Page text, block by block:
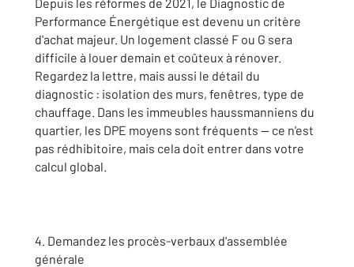
Performance Énergétique est devenu un critère
d'achat majeur. Un logement classé F ou G sera
difficile à louer demain et coûteux à rénover.
Regardez la lettre, mais aussi le détail du
diagnostic : isolation des murs, fenêtres, type de
chauffage. Dans les immeubles haussmanniens du
quartier, les DPE moyens sont fréquents — ce n'est
pas rédhibitoire, mais cela doit entrer dans votre
calcul global.
4. Demandez les procès-verbaux d'assemblée
générale